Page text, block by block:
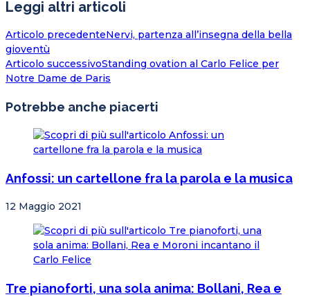
Leggi altri articoli
Articolo precedenteNervi, partenza all’insegna della bella
gioventù
Articolo successivoStanding ovation al Carlo Felice per
Notre Dame de Paris
Potrebbe anche piacerti
Anfossi: un cartellone fra la parola e la musica
12 Maggio 2021
Tre pianoforti, una sola anima: Bollani, Rea e